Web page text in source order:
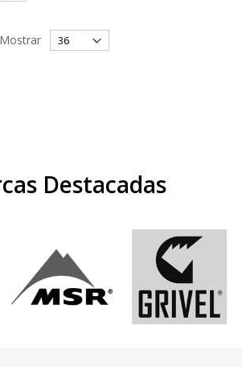
Mostrar
Destacadas